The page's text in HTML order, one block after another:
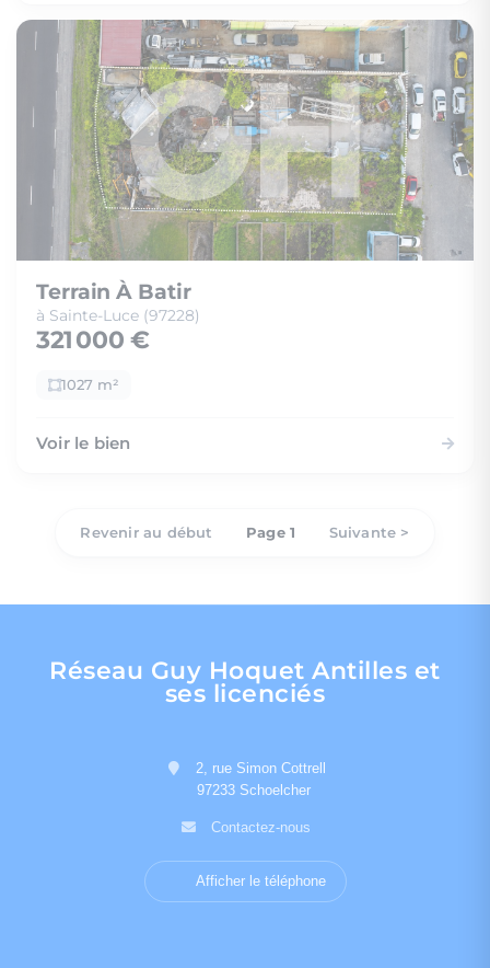
Terrain À Batir
à Sainte-Luce (97228)
321 000 €
1027 m²
Voir le bien
Revenir au début Page 1 Suivante >
Réseau Guy Hoquet Antilles et
ses licenciés
2, rue Simon Cottrell
97233 Schoelcher
Contactez-nous
Afficher le téléphone